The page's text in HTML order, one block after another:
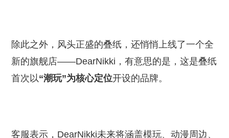
除此之外，风头正盛的叠纸，还悄悄上线了一个全
新的旗舰店——DearNikki，有意思的是，这是叠纸
首次以“潮玩”为核心定位开设的品牌。
客服表示，DearNikki未来将涵盖模玩、动漫周边、